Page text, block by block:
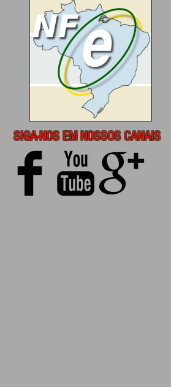
SIGA-NOS EM NOSSOS CANAIS